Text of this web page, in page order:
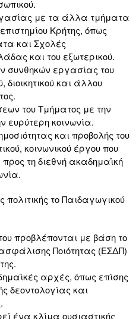
με τα άλλα τμήματα
Κρήτης, όπως
και Σχολές
και του εξωτερικού.
συνθηκών εργασίας του
διοικητικού και άλλου
του Τμήματος με την
ευρύτερη κοινωνία.
και προβολής του
κοινωνικού έργου που
τη διεθνή ακαδημαϊκή
πολιτικής το Παιδαγωγικού
προβλέπονται με βάση το
Ποιότητας (ΕΣΔΠ)
αρχές, όπως επίσης
δεοντολογίας και
ένα κλίμα ουσιαστικής